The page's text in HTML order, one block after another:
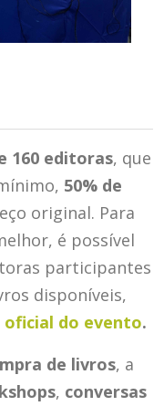
160 editoras, que
50% de
original. Para
é possível
participantes
disponíveis,
oficial do evento.
de livros, a
, conversas